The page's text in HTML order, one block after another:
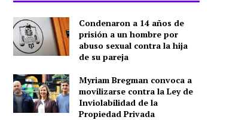
Condenaron a 14 años de
prisión a un hombre por
abuso sexual contra la hija
de su pareja
Myriam Bregman convoca a
movilizarse contra la Ley de
Inviolabilidad de la
Propiedad Privada